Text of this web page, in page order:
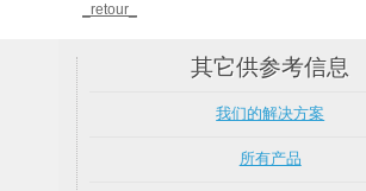
_retour_
其它供参考信息
我们的解决方案
所有产品